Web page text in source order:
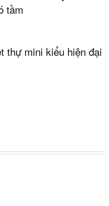
tầm
thự mini kiểu hiện đại